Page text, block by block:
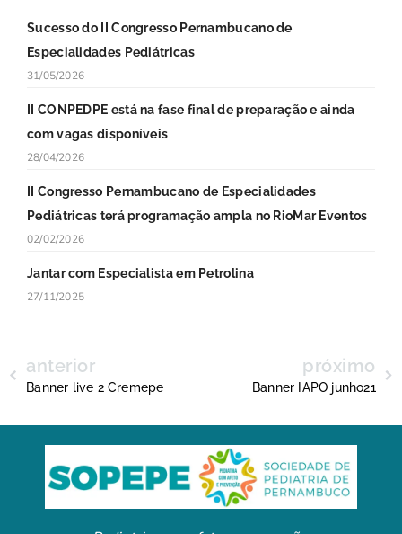
Sucesso do II Congresso Pernambucano de
Especialidades Pediátricas
31/05/2026
II CONPEDPE está na fase final de preparação e ainda
com vagas disponíveis
28/04/2026
II Congresso Pernambucano de Especialidades
Pediátricas terá programação ampla no RioMar Eventos
02/02/2026
Jantar com Especialista em Petrolina
27/11/2025
anterior
Banner live 2 Cremepe
próximo
Banner IAPO junho21